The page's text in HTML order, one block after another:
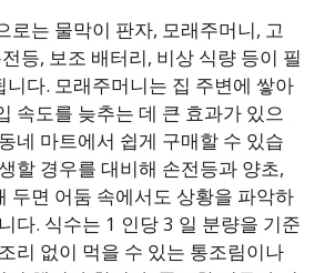
로는 물막이 판자, 모래주머니, 고
등, 보조 배터리, 비상 식량 등이 필
니다. 모래주머니는 집 주변에 쌓아
속도를 늦추는 데 큰 효과가 있으
네 마트에서 쉽게 구매할 수 있습
할 경우를 대비해 손전등과 양초,
두면 어둠 속에서도 상황을 파악하
다. 식수는 1 인당 3 일 분량을 기준
리 없이 먹을 수 있는 통조림이나